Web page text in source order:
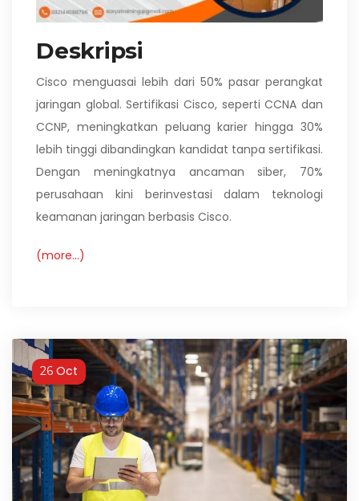
Deskripsi
Cisco menguasai lebih dari 50% pasar perangkat
jaringan global. Sertifikasi Cisco, seperti CCNA dan
CCNP, meningkatkan peluang karier hingga 30%
lebih tinggi dibandingkan kandidat tanpa sertifikasi.
Dengan meningkatnya ancaman siber, 70%
perusahaan kini berinvestasi dalam teknologi
keamanan jaringan berbasis Cisco.
(more…)
26 Oct